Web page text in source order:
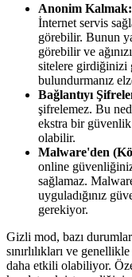
Anonim Kalmak:
İnternet servis
görebilir. Bunun
görebilir ve
sitelere girdiğinizi
bulundurmanız
Bağlantıyı
şifrelemez. Bu
ekstra bir
olabilir.
Malware'den
online
sağlamaz.
uyguladığınız
gerekiyor.
Gizli mod, bazı
sınırlılıkları ve
daha etkili olabiliyor.